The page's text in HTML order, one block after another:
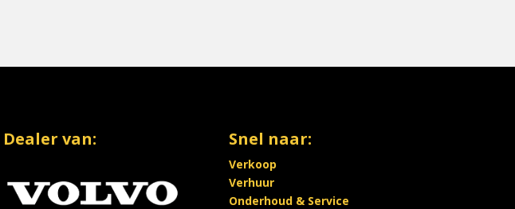
Dealer van: Snel naar:
Verkoop
Verhuur
Onderhoud & Service